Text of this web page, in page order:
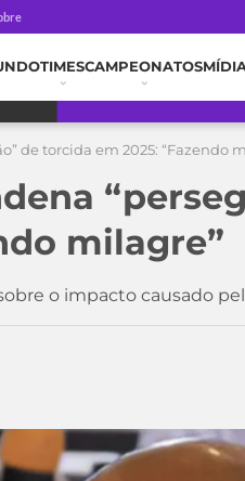
TIMESCAMPEONATOS
de torcida em 2025: “Fazendo
milagre”
o impacto causado